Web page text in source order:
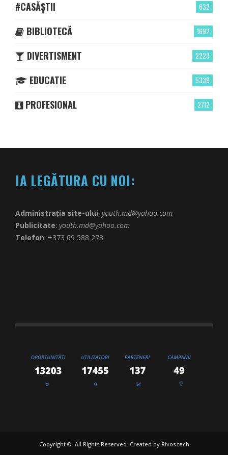
632
#CASĂȘTII
1692
BIBLIOTECĂ
2223
DIVERTISMENT
5339
EDUCATIE
2712
PROFESIONAL
IA LEGĂTURA CU NOI:
Administrația site-ului: youth.md@yahoo.com
Publicitate: youth.md@yahoo.com
Telefon: +373 69 588 273
Copyright ©. All Rights Reserved. Created by Rivos.tech